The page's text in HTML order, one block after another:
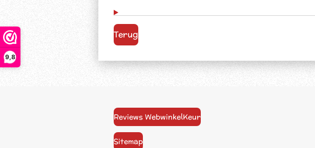
9,8
Terug
Reviews WebwinkelKeur
Sitemap